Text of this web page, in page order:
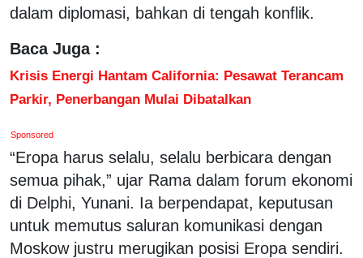
dalam diplomasi, bahkan di tengah konflik.
Baca Juga :
Krisis Energi Hantam California: Pesawat Terancam
Parkir, Penerbangan Mulai Dibatalkan
Sponsored
“Eropa harus selalu, selalu berbicara dengan
semua pihak,” ujar Rama dalam forum ekonomi
di Delphi, Yunani. Ia berpendapat, keputusan
untuk memutus saluran komunikasi dengan
Moskow justru merugikan posisi Eropa sendiri.